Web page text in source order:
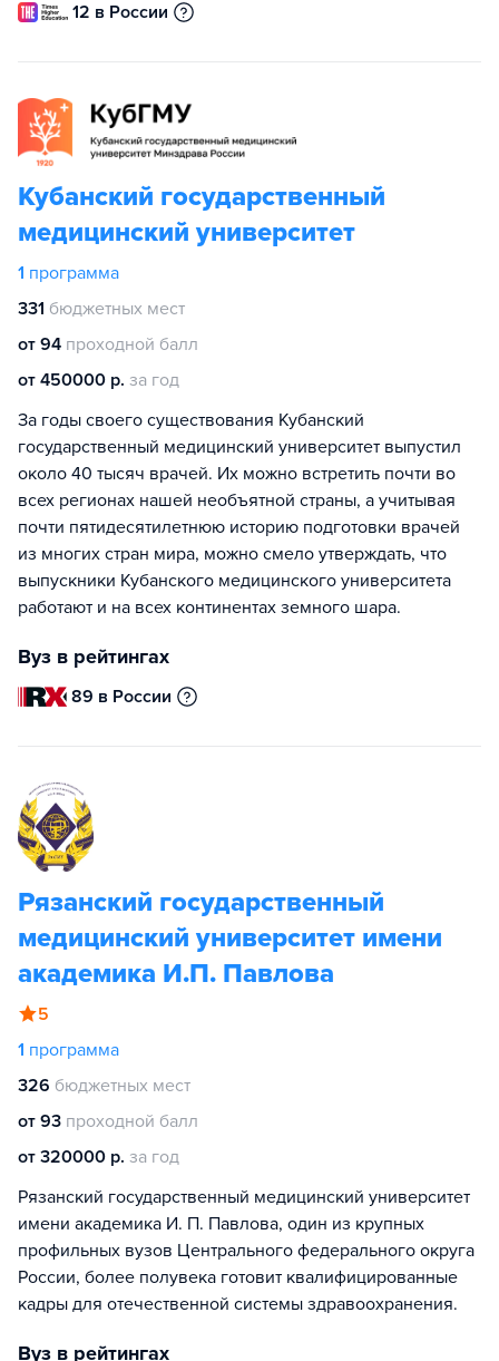
12 в России
Кубанский государственный
медицинский университет
1 программа
331 бюджетных мест
от 94 проходной балл
от 450000 р. за год
За годы своего существования Кубанский
государственный медицинский университет выпустил
около 40 тысяч врачей. Их можно встретить почти во
всех регионах нашей необъятной страны, а учитывая
почти пятидесятилетнюю историю подготовки врачей
из многих стран мира, можно смело утверждать, что
выпускники Кубанского медицинского университета
работают и на всех континентах земного шара.
Вуз в рейтингах
89 в России
Рязанский государственный
медицинский университет имени
академика И.П. Павлова
5
1 программа
326 бюджетных мест
от 93 проходной балл
от 320000 р. за год
Рязанский государственный медицинский университет
имени академика И. П. Павлова, один из крупных
профильных вузов Центрального федерального округа
России, более полувека готовит квалифицированные
кадры для отечественной системы здравоохранения.
Вуз в рейтингах